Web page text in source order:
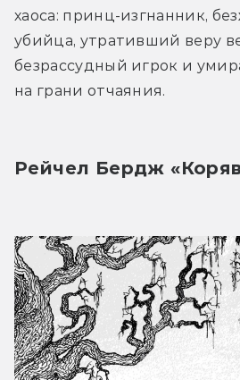
хаоса: принц-изгнанник,
убийца, утративший веру
безрассудный игрок и
на грани отчаяния.
Рейчел Бердж